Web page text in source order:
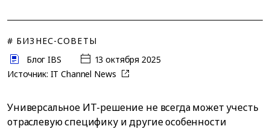
# БИЗНЕС-СОВЕТЫ
Блог IBS
13 октября 2025
Источник: IT Channel News
Универсальное ИТ-решение не всегда может учесть
отраслевую специфику и другие особенности